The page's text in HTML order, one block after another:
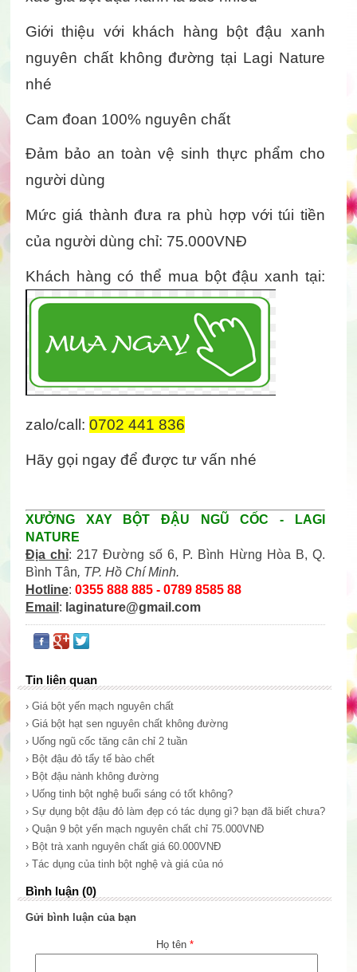
Giới thiệu với khách hàng bột đậu xanh
nguyên chất không đường tại Lagi Nature
nhé
Cam đoan 100% nguyên chất
Đảm bảo an toàn vệ sinh thực phẩm cho
người dùng
Mức giá thành đưa ra phù hợp với túi tiền
của người dùng chỉ: 75.000VNĐ
Khách hàng có thể mua bột đậu xanh tại:
zalo/call: 0702 441 836
Hãy gọi ngay để được tư vấn nhé
XƯỞNG XAY BỘT ĐẬU NGŨ CỐC - LAGI
NATURE
Địa chỉ: 217 Đường số 6, P. Bình Hừng Hòa B, Q.
Bình Tân, TP. Hồ Chí Minh.
Hotline: 0355 888 885 - 0789 8585 88
Email : laginature@gmail.com
Tin liên quan
› Giá bột yến mạch nguyên chất
› Giá bột hạt sen nguyên chất không đường
› Uống ngũ cốc tăng cân chỉ 2 tuần
› Bột đậu đỏ tẩy tế bào chết
› Bột đậu nành không đường
› Uống tinh bột nghệ buổi sáng có tốt không?
› Sự dụng bột đậu đỏ làm đẹp có tác dụng gì? bạn đã biết chưa?
› Quận 9 bột yến mạch nguyên chất chỉ 75.000VNĐ
› Bột trà xanh nguyên chất giá 60.000VNĐ
› Tác dụng của tinh bột nghệ và giá của nó
Bình luận (0)
Gửi bình luận của bạn
Họ tên*